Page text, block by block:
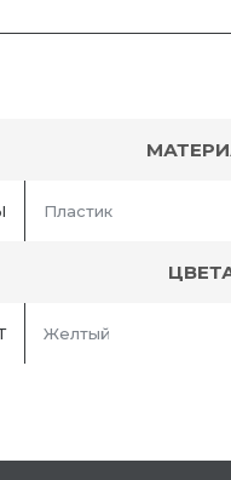
Пластик
Желтый